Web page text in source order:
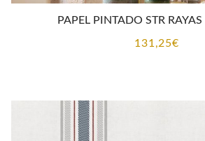
PAPEL PINTADO STR
131,25€